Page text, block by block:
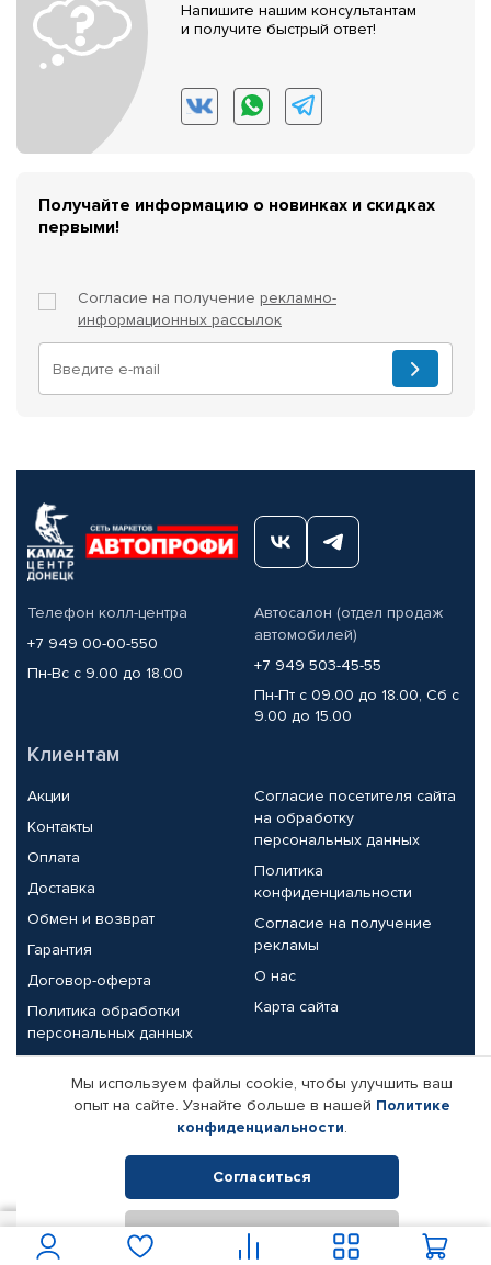
Напишите нашим консультантам
и получите быстрый ответ!
Получайте информацию о новинках и скидках
первыми!
Согласие на получение рекламно-
информационных рассылок
Телефон колл-центра
+7 949 00-00-550
Пн-Вс с 9.00 до 18.00
Автосалон (отдел продаж
автомобилей)
+7 949 503-45-55
Пн-Пт с 09.00 до 18.00, Сб с
9.00 до 15.00
Клиентам
Акции
Контакты
Оплата
Доставка
Обмен и возврат
Гарантия
Договор-оферта
Политика обработки
персональных данных
Согласие посетителя сайта
на обработку
персональных данных
Политика
конфиденциальности
Согласие на получение
рекламы
О нас
Карта сайта
Партнерам
Корпоративным клиентам
Поставщикам
Реквизиты компании
© КАМАЗ ЦЕНТР ДОНЕЦК, 2015-2026. Все права защищены.
Интернет-магазин автомобильных товаров Автопрофи.
Мы используем файлы cookie, чтобы улучшить ваш
опыт на сайте. Узнайте больше в нашей Политике
конфиденциальности.
Согласиться
Отклонить
В корзину